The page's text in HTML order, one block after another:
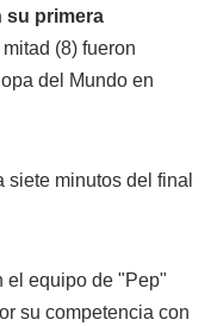
su primera
(8) fueron
del Mundo en
minutos del final
el equipo de "Pep"
su competencia con